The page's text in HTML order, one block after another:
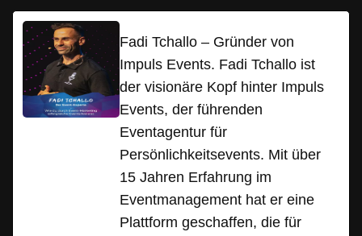
Fadi Tchallo – Gründer von
Impuls Events. Fadi Tchallo ist
der visionäre Kopf hinter Impuls
Events, der führenden
Eventagentur für
Persönlichkeitsevents. Mit über
15 Jahren Erfahrung im
Eventmanagement hat er eine
Plattform geschaffen, die für